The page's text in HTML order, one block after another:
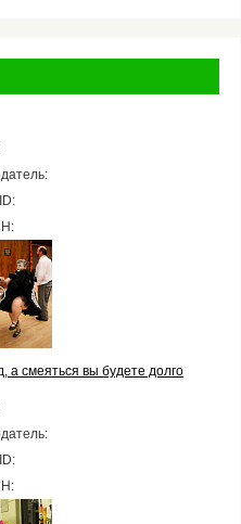
а смеяться вы будете долго